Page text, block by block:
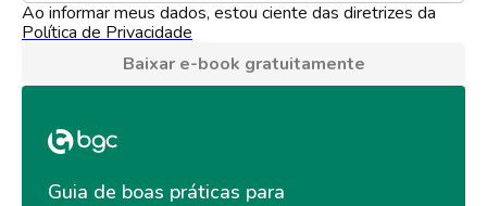
Ao informar meus dados, estou ciente das diretrizes da
Política de Privacidade
Baixar e-book gratuitamente
Guia de boas práticas para